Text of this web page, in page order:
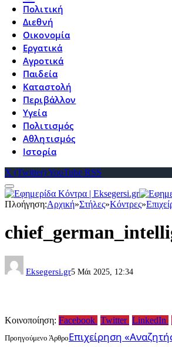
Πολιτική
Διεθνή
Οικονομία
Εργατικά
Αγροτικά
Παιδεία
Καταστολή
Περιβάλλον
Υγεία
Πολιτισμός
Αθλητισμός
Ιστορία
X (Twitter)YouTube RSS
Πλοήγηση:Αρχική»Στήλες»Κόντρες»
Eksegersi.gr5 Μάι 2025, 12:34
Κοινοποίηση: Facebook Twitter LinkedIn
Προηγούμενο ΆρθροΕπιχείρηση